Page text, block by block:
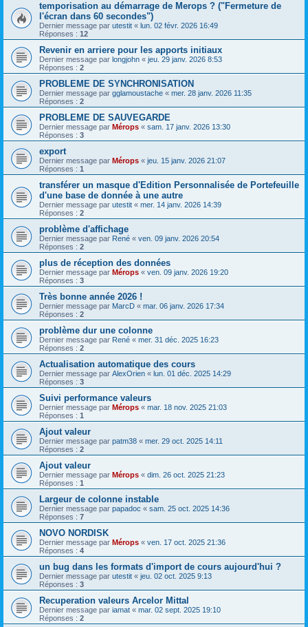
temporisation au démarrage de Merops ? ("Fermeture de
l'écran dans 60 secondes")
Dernier message par utestit « lun. 02 févr. 2026 16:49
Réponses : 12
Revenir en arriere pour les apports initiaux
Dernier message par longjohn « jeu. 29 janv. 2026 8:53
Réponses : 2
PROBLEME DE SYNCHRONISATION
Dernier message par gglamoustache « mer. 28 janv. 2026 11:35
Réponses : 2
PROBLEME DE SAUVEGARDE
Dernier message par Mérops « sam. 17 janv. 2026 13:30
Réponses : 3
export
Dernier message par Mérops « jeu. 15 janv. 2026 21:07
Réponses : 1
transférer un masque d'Edition Personnalisée de Portefeuille
d'une base de donnée à une autre
Dernier message par utestit « mer. 14 janv. 2026 14:39
Réponses : 2
problème d'affichage
Dernier message par René « ven. 09 janv. 2026 20:54
Réponses : 2
plus de réception des données
Dernier message par Mérops « ven. 09 janv. 2026 19:20
Réponses : 3
Très bonne année 2026 !
Dernier message par MarcD « mar. 06 janv. 2026 17:34
Réponses : 2
problème dur une colonne
Dernier message par René « mer. 31 déc. 2025 16:23
Réponses : 2
Actualisation automatique des cours
Dernier message par AlexOrien « lun. 01 déc. 2025 14:29
Réponses : 3
Suivi performance valeurs
Dernier message par Mérops « mar. 18 nov. 2025 21:03
Réponses : 1
Ajout valeur
Dernier message par patm38 « mer. 29 oct. 2025 14:11
Réponses : 2
Ajout valeur
Dernier message par Mérops « dim. 26 oct. 2025 21:23
Réponses : 1
Largeur de colonne instable
Dernier message par papadoc « sam. 25 oct. 2025 14:36
Réponses : 7
NOVO NORDISK
Dernier message par Mérops « ven. 17 oct. 2025 21:36
Réponses : 4
un bug dans les formats d'import de cours aujourd'hui ?
Dernier message par utestit « jeu. 02 oct. 2025 9:13
Réponses : 3
Recuperation valeurs Arcelor Mittal
Dernier message par iamat « mar. 02 sept. 2025 19:10
Réponses : 2